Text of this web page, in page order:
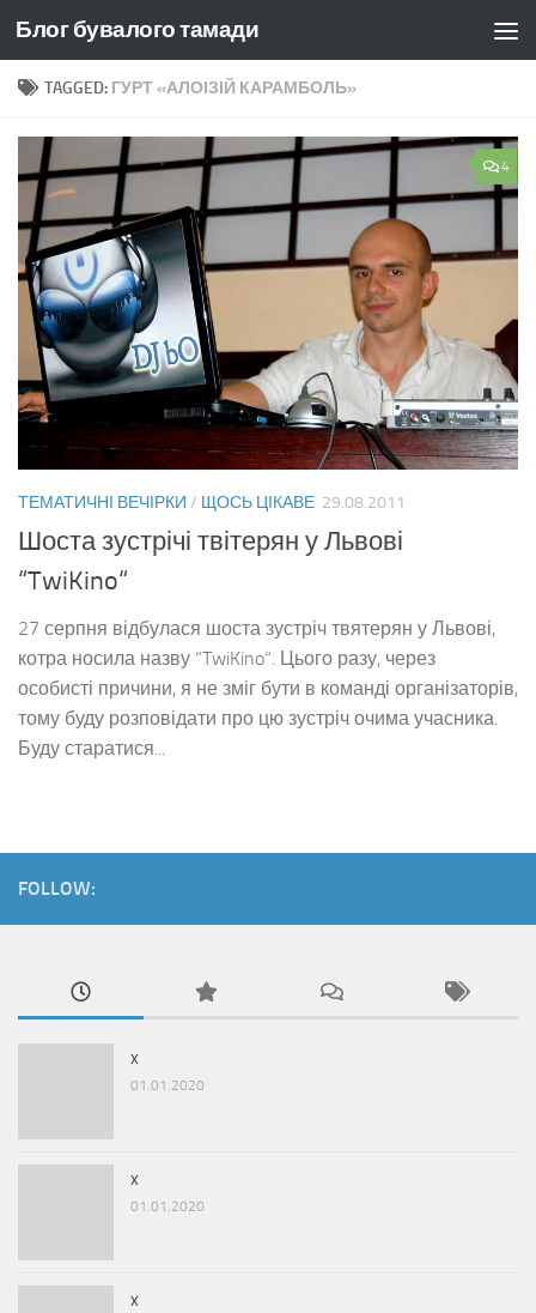
Skip to content
Блог бувалого тамади
TAGGED: ГУРТ «АЛОІЗІЙ КАРАМБОЛЬ»
4
ТЕМАТИЧНІ ВЕЧІРКИ / ЩОСЬ ЦІКАВЕ 29.08.2011
Шоста зустрічі твітерян у Львові
“TwiKino“
27 серпня відбулася шоста зустріч твятерян у Львові,
котра носила назву “TwiKino“. Цього разу, через
особисті причини, я не зміг бути в команді організаторів,
тому буду розповідати про цю зустріч очима учасника.
Буду старатися...
FOLLOW:
x
01.01.2020
x
01.01.2020
x